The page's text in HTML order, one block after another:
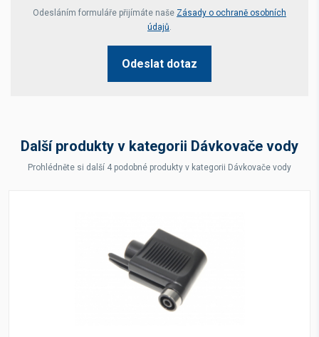
Your website *
Odesláním formuláře přijímáte naše Zásady o ochraně osobních
údajů.
Odeslat dotaz
Další produkty v kategorii Dávkovače vody
Prohlédněte si další 4 podobné produkty v kategorii Dávkovače vody